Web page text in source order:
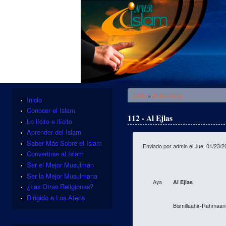
Se encuentra usted aquí
Inicio »Suras Cortas
112 - Al Ejlas
Enviado poradmin el Jue, 01/23/
Aya Al Ejlas
Bismillaahir-
Inicio
Conocer el Islam
Lo lícito e ilícito
Aprender del Islam
Saber Más Sobre el Islam
Convertirse al Islam
Ser el Mejor Musulmán
Ser la Mejor Musulmana
¿Las Otras Religiones?
Dirigido a Los Ateos